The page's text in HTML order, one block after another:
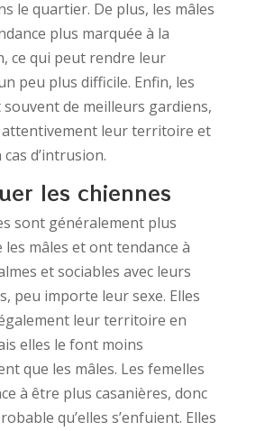
le quartier. De plus, les mâles
plus marquée à la
ce qui peut rendre leur
peu plus difficile. Enfin, les
souvent de meilleurs gardiens,
leur territoire et
d’intrusion.
les chiennes
sont généralement plus
les mâles et ont tendance à
et sociables avec leurs
peu importe leur sexe. Elles
leur territoire en
elles le font moins
que les mâles. Les femelles
à être plus casanières, donc
qu’elles s’enfuient. Elles